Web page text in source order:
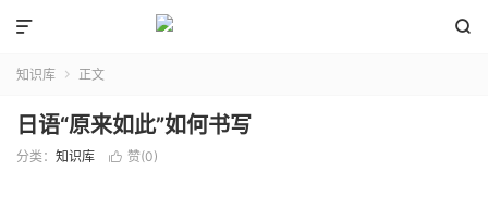


知识库  正文
日语“原来如此”如何书写
分类： 知识库  赞(0)